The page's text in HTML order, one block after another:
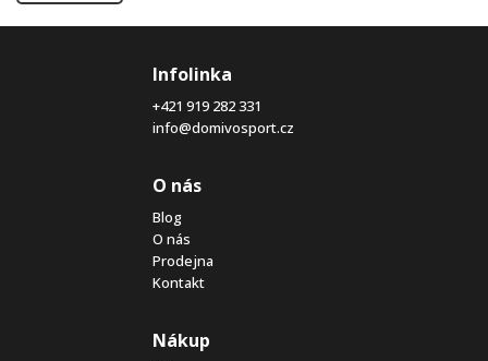
Infolinka
+421 919 282 331
info@domivosport.cz
O nás
Blog
O nás
Prodejna
Kontakt
Nákup